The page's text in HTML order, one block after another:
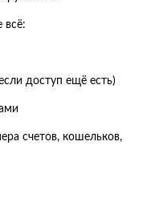
всё:
доступ ещё есть)
счетов, кошельков,